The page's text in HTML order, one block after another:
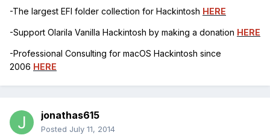
-The largest EFI folder collection for Hackintosh HERE
-Support Olarila Vanilla Hackintosh by making a donation HERE
-Professional Consulting for macOS Hackintosh since
2006 HERE
jonathas615
Posted July 11, 2014